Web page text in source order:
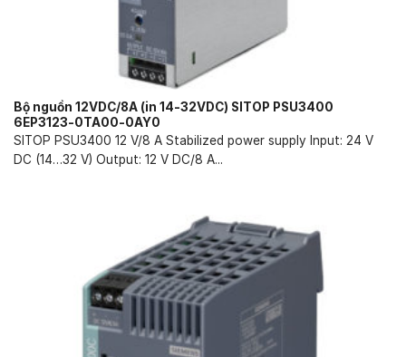
Bộ nguồn 12VDC/8A (in 14-32VDC) SITOP PSU3400
6EP3123-0TA00-0AY0
SITOP PSU3400 12 V/8 A Stabilized power supply Input: 24 V
DC (14…32 V) Output: 12 V DC/8 A...